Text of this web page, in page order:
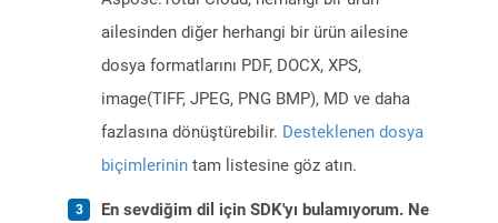
ailesinden diğer herhangi bir ürün ailesine
dosya formatlarını PDF, DOCX, XPS,
image(TIFF, JPEG, PNG BMP), MD ve daha
fazlasına dönüştürebilir. Desteklenen dosya
biçimlerinin tam listesine göz atın.
En sevdiğim dil için SDK'yı bulamıyorum. Ne